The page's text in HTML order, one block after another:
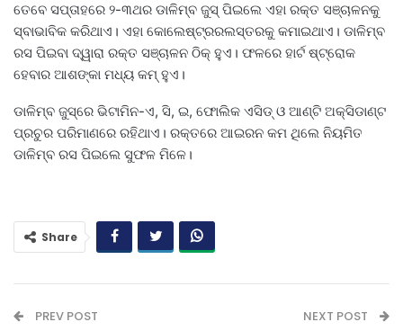
ତେବେ ସପ୍ତାହରେ ୨-୩ଥର ଡାଳିମ୍ବ ଜୁସ୍‌ ପିଇଲେ ଏହା ରକ୍ତ ସଞ୍ଚାଳନକୁ
ସ୍ବାଭାବିକ କରିଥାଏ। ଏହା କୋଲେଷ୍ଟ୍ରରଲସ୍ତରକୁ କମାଇଥାଏ। ଡାଳିମ୍ବ
ରସ ପିଇବା ଦ୍ୱାରା ରକ୍ତ ସଞ୍ଚାଳନ ଠିକ୍‌ ହୁଏ। ଫଳରେ ହାର୍ଟ ଷ୍ଟ୍ରୋକ
ହେବାର ଆଶଙ୍କା ମଧ୍ୟ କମ୍‌ ହୁଏ।
ଡାଳିମ୍ବ ଜୁସ୍‌ରେ ଭିଟାମିନ-ଏ, ସି, ଇ, ଫୋଲିକ ଏସିଡ୍‌ ଓ ଆଣ୍ଟି ଅକ୍ସିଡାଣ୍ଟ
ପ୍ରଚୁର ପରିମାଣରେ ରହିଥାଏ। ରକ୍ତରେ ଆଇରନ କମ ଥିଲେ ନିୟମିତ
ଡାଳିମ୍ବ ରସ ପିଇଲେ ସୁଫଳ ମିଳେ।
Share
PREV POST NEXT POST